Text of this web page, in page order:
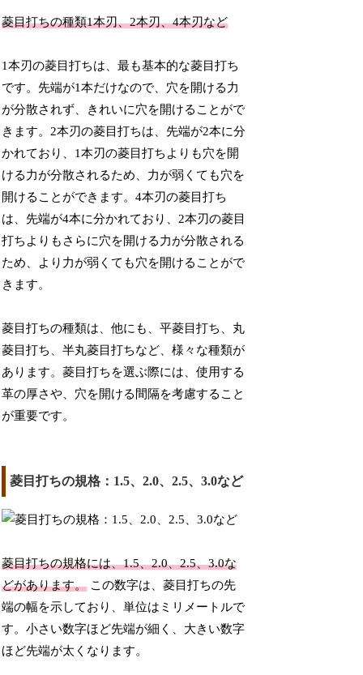
菱目打ちの種類1本刃、2本刃、4本刃など
1本刃の菱目打ちは、最も基本的な菱目打ち
です。先端が1本だけなので、穴を開ける力
が分散されず、きれいに穴を開けることがで
きます。2本刃の菱目打ちは、先端が2本に分
かれており、1本刃の菱目打ちよりも穴を開
ける力が分散されるため、力が弱くても穴を
開けることができます。4本刃の菱目打ち
は、先端が4本に分かれており、2本刃の菱目
打ちよりもさらに穴を開ける力が分散される
ため、より力が弱くても穴を開けることがで
きます。
菱目打ちの種類は、他にも、平菱目打ち、丸
菱目打ち、半丸菱目打ちなど、様々な種類が
あります。菱目打ちを選ぶ際には、使用する
革の厚さや、穴を開ける間隔を考慮すること
が重要です。
菱目打ちの規格：1.5、2.0、2.5、3.0など
菱目打ちの規格には、1.5、2.0、2.5、3.0な
どがあります。 この数字は、菱目打ちの先
端の幅を示しており、単位はミリメートルで
す。小さい数字ほど先端が細く、大きい数字
ほど先端が太くなります。